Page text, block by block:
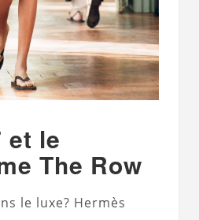
et le
The Row
le luxe? Hermès